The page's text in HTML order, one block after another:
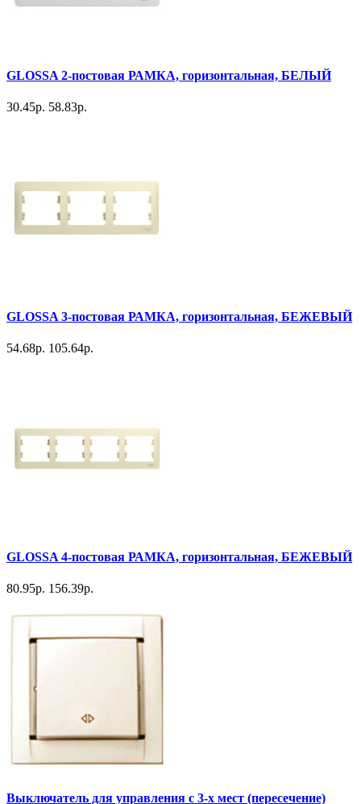
GLOSSA 2-постовая РАМКА, горизонтальная, БЕЛЫЙ
30.45р. 58.83р.
GLOSSA 3-постовая РАМКА, горизонтальная, БЕЖЕВЫЙ
54.68р. 105.64р.
GLOSSA 4-постовая РАМКА, горизонтальная, БЕЖЕВЫЙ
80.95р. 156.39р.
Выключатель для управления с 3-х мест (пересечение)